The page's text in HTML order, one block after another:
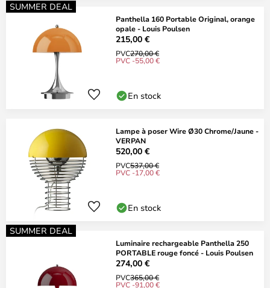
SUMMER DEAL
Panthella 160 Portable Original, orange
opale - Louis Poulsen
215,00 €
PVC270,00 €
PVC -55,00 €
En stock
Lampe à poser Wire Ø30 Chrome/Jaune -
VERPAN
520,00 €
PVC537,00 €
PVC -17,00 €
En stock
SUMMER DEAL
Luminaire rechargeable Panthella 250
PORTABLE rouge foncé - Louis Poulsen
274,00 €
PVC365,00 €
PVC -91,00 €